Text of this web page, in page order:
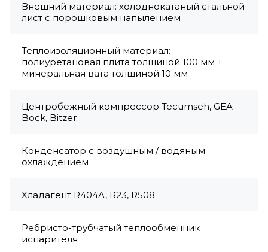
Внешний материал: холоднокатаный стальной
лист с порошковым напылением
Теплоизоляционный материал:
полиуретановая плита толщиной 100 мм +
минеральная вата толщиной 10 мм
Центробежный компрессор Tecumseh, GEA
Bock, Bitzer
Конденсатор с воздушным / водяным
охлаждением
Хладагент R404A, R23, R508
Ребристо-трубчатый теплообменник
испарителя